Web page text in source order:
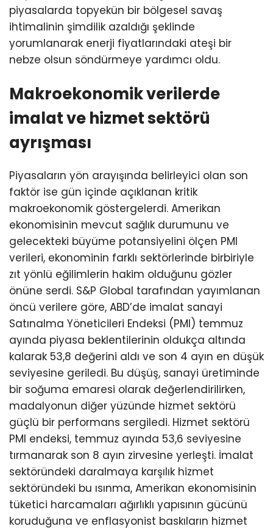
piyasalarda topyekün bir bölgesel savaş
ihtimalinin şimdilik azaldığı şeklinde
yorumlanarak enerji fiyatlarındaki ateşi bir
nebze olsun söndürmeye yardımcı oldu.
Makroekonomik verilerde
imalat ve hizmet sektörü
ayrışması
Piyasaların yön arayışında belirleyici olan son
faktör ise gün içinde açıklanan kritik
makroekonomik göstergelerdi. Amerikan
ekonomisinin mevcut sağlık durumunu ve
gelecekteki büyüme potansiyelini ölçen PMI
verileri, ekonominin farklı sektörlerinde birbiriyle
zıt yönlü eğilimlerin hakim olduğunu gözler
önüne serdi. S&P Global tarafından yayımlanan
öncü verilere göre, ABD’de imalat sanayi
Satınalma Yöneticileri Endeksi (PMI) temmuz
ayında piyasa beklentilerinin oldukça altında
kalarak 53,8 değerini aldı ve son 4 ayın en düşük
seviyesine geriledi. Bu düşüş, sanayi üretiminde
bir soğuma emaresi olarak değerlendirilirken,
madalyonun diğer yüzünde hizmet sektörü
güçlü bir performans sergiledi. Hizmet sektörü
PMI endeksi, temmuz ayında 53,6 seviyesine
tırmanarak son 8 ayın zirvesine yerleşti. İmalat
sektöründeki daralmaya karşılık hizmet
sektöründeki bu ısınma, Amerikan ekonomisinin
tüketici harcamaları ağırlıklı yapısının gücünü
koruduğuna ve enflasyonist baskıların hizmet